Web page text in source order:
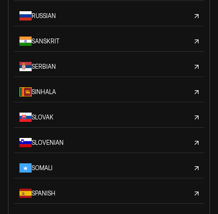
RUSSIAN
SANSKRIT
SERBIAN
SINHALA
SLOVAK
SLOVENIAN
SOMALI
SPANISH